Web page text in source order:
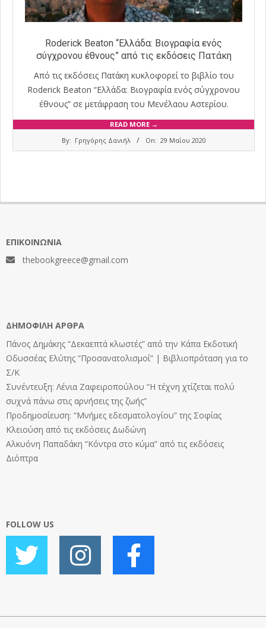
Roderick Beaton “Ελλάδα: Βιογραφία ενός
σύγχρονου έθνους” από τις εκδόσεις Πατάκη
Από τις εκδόσεις Πατάκη κυκλοφορεί το βιβλίο του
Roderick Beaton “Ελλάδα: Βιογραφία ενός σύγχρονου
έθνους” σε μετάφραση του Μενέλαου Αστερίου.
READ MORE →
By: Γρηγόρης Δανιήλ On: 29 Μαΐου 2020
ΕΠΙΚΟΙΝΩΝΊΑ
thebookgreece@gmail.com
ΔΗΜΟΦΙΛΉ ΆΡΘΡΑ
Πάνος Δημάκης “Δεκαεπτά κλωστές” από την Κάπα Εκδοτική
Οδυσσέας Ελύτης “Προσανατολισμοί” | Βιβλιοπρόταση για το
Σ/Κ
Συνέντευξη: Λένια Ζαφειροπούλου “Η τέχνη χτίζεται πολύ
συχνά πάνω στις αρνήσεις της ζωής”
Προδημοσίευση: “Μνήμες εδεσματολογίου” της Σοφίας
Κλειούση από τις εκδόσεις Δωδώνη
Αλκυόνη Παπαδάκη “Κόντρα στο κύμα” από τις εκδόσεις
Διόπτρα
FOLLOW US